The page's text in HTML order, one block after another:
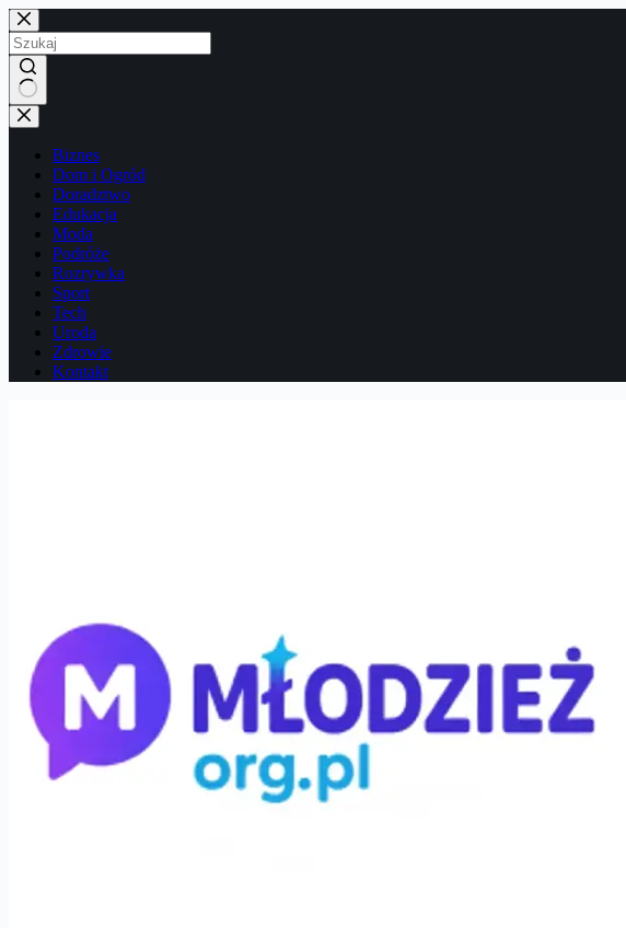
Przejdź
do
treści
Brak
wyników
Biznes
Dom i Ogród
Doradztwo
Edukacja
Moda
Podróże
Rozrywka
Sport
Tech
Uroda
Zdrowie
Kontakt